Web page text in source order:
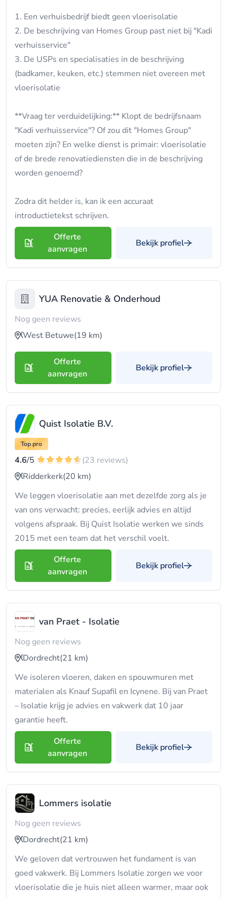
1. Een verhuisbedrijf biedt geen vloerisolatie
2. De beschrijving van Homes Group past niet bij "Kadi
verhuisservice"
3. De USPs en specialisaties in de beschrijving
(badkamer, keuken, etc.) stemmen niet overeen met
vloerisolatie
**Vraag ter verduidelijking:** Klopt de bedrijfsnaam
"Kadi verhuisservice"? Of zou dit "Homes Group"
moeten zijn? En welke dienst is primair: vloerisolatie
of de brede renovatiediensten die in de beschrijving
worden genoemd?
Zodra dit helder is, kan ik een accuraat
introductietekst schrijven.
Offerte
aanvragen
Bekijk profiel
YUA Renovatie & Onderhoud
Nog geen reviews
West Betuwe(19 km)
Offerte
aanvragen
Bekijk profiel
Quist Isolatie B.V.
Top pro
4.6/5
(23 reviews)
Ridderkerk(20 km)
We leggen vloerisolatie aan met dezelfde zorg als je
van ons verwacht: precies, eerlijk advies en altijd
volgens afspraak. Bij Quist Isolatie werken we sinds
2015 met een team dat het verschil voelt.
Offerte
aanvragen
Bekijk profiel
van Praet - Isolatie
Nog geen reviews
Dordrecht(21 km)
We isoleren vloeren, daken en spouwmuren met
materialen als Knauf Supafil en Icynene. Bij van Praet
– Isolatie krijg je advies en vakwerk dat 10 jaar
garantie heeft.
Offerte
aanvragen
Bekijk profiel
Lommers isolatie
Nog geen reviews
Dordrecht(21 km)
We geloven dat vertrouwen het fundament is van
goed vakwerk. Bij Lommers Isolatie zorgen we voor
vloerisolatie die je huis niet alleen warmer, maar ook